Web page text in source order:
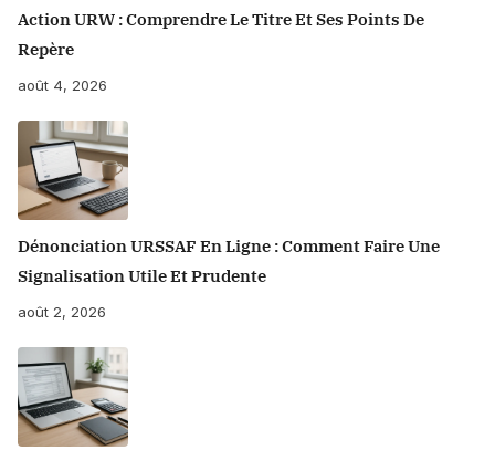
Action URW : Comprendre Le Titre Et Ses Points De
Repère
août 4, 2026
Dénonciation URSSAF En Ligne : Comment Faire Une
Signalisation Utile Et Prudente
août 2, 2026